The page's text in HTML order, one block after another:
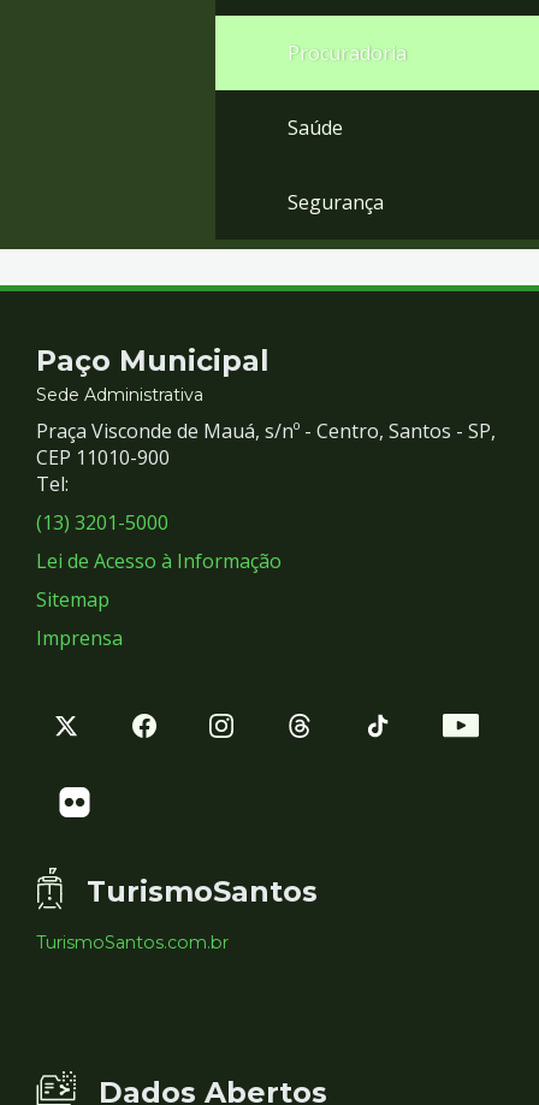
Procuradoria
Saúde
Segurança
Contato
e
Redes
Sociais
Paço Municipal
Sede Administrativa
Praça Visconde de Mauá, s/nº - Centro, Santos - SP,
CEP 11010-900
Tel:
(13) 3201-5000
Lei de Acesso à Informação
Sitemap
Imprensa
TurismoSantos
TurismoSantos.com.br
Dados Abertos